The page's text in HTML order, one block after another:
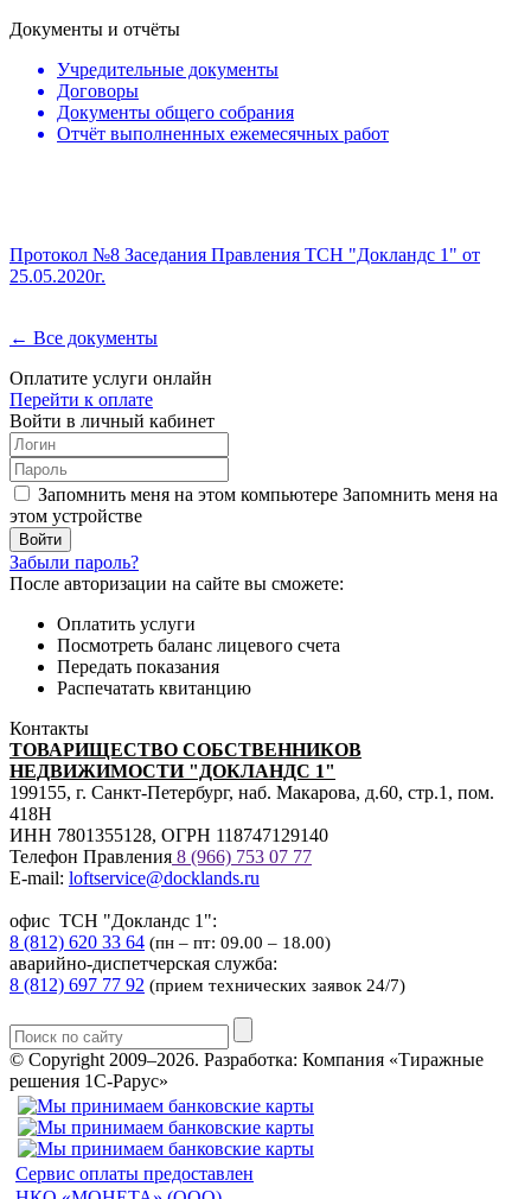
Документы и отчёты
Учредительные документы
Договоры
Документы общего собрания
Отчёт выполненных ежемесячных работ
Протокол №8 Заседания Правления ТСН "Докландс 1" от
25.05.2020г.
← Все документы
Оплатите услуги онлайн
Перейти к оплате
Войти в личный кабинет
Запомнить меня на этом компьютере Запомнить меня на
этом устройстве
Забыли пароль?
После авторизации на сайте вы сможете:
Оплатить услуги
Посмотреть баланс лицевого счета
Передать показания
Распечатать квитанцию
Контакты
ТОВАРИЩЕСТВО СОБСТВЕННИКОВ
НЕДВИЖИМОСТИ "ДОКЛАНДС 1"
199155, г. Санкт-Петербург, наб. Макарова, д.60, стр.1, пом.
418Н
ИНН 7801355128, ОГРН 118747129140
Телефон Правления 8 (966) 753 07 77
E-mail: loftservice@docklands.ru
офис ТСН "Докландс 1":
8 (812) 620 33 64 (пн – пт: 09.00 – 18.00)
аварийно-диспетчерская служба:
8 (812) 697 77 92 (прием технических заявок 24/7)
© Copyright 2009–2026. Разработка: Компания «Тиражные
решения 1С-Рарус»
Сервис оплаты предоставлен